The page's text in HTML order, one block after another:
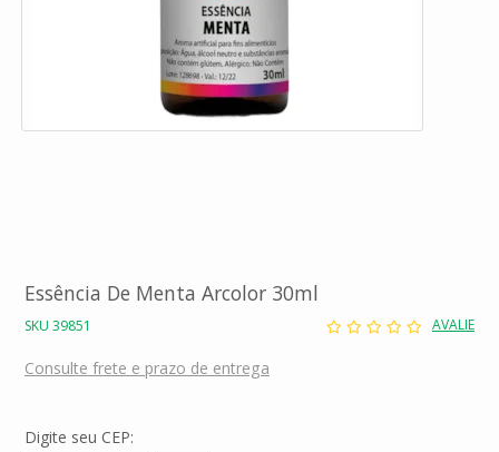
Essência De Menta Arcolor 30ml
SKU 39851 AVALIE
Consulte frete e prazo de entrega
Digite seu CEP: